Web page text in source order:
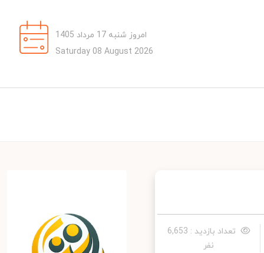
امروز شنبه 17 مرداد 1405
Saturday 08 August 2026
تعداد بازدید : 6,653
نفر